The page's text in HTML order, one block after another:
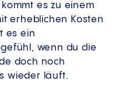
es zu einem
erheblichen Kosten
es ein
wenn du die
doch noch
wieder läuft.